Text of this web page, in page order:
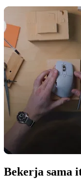
Bekerja sama